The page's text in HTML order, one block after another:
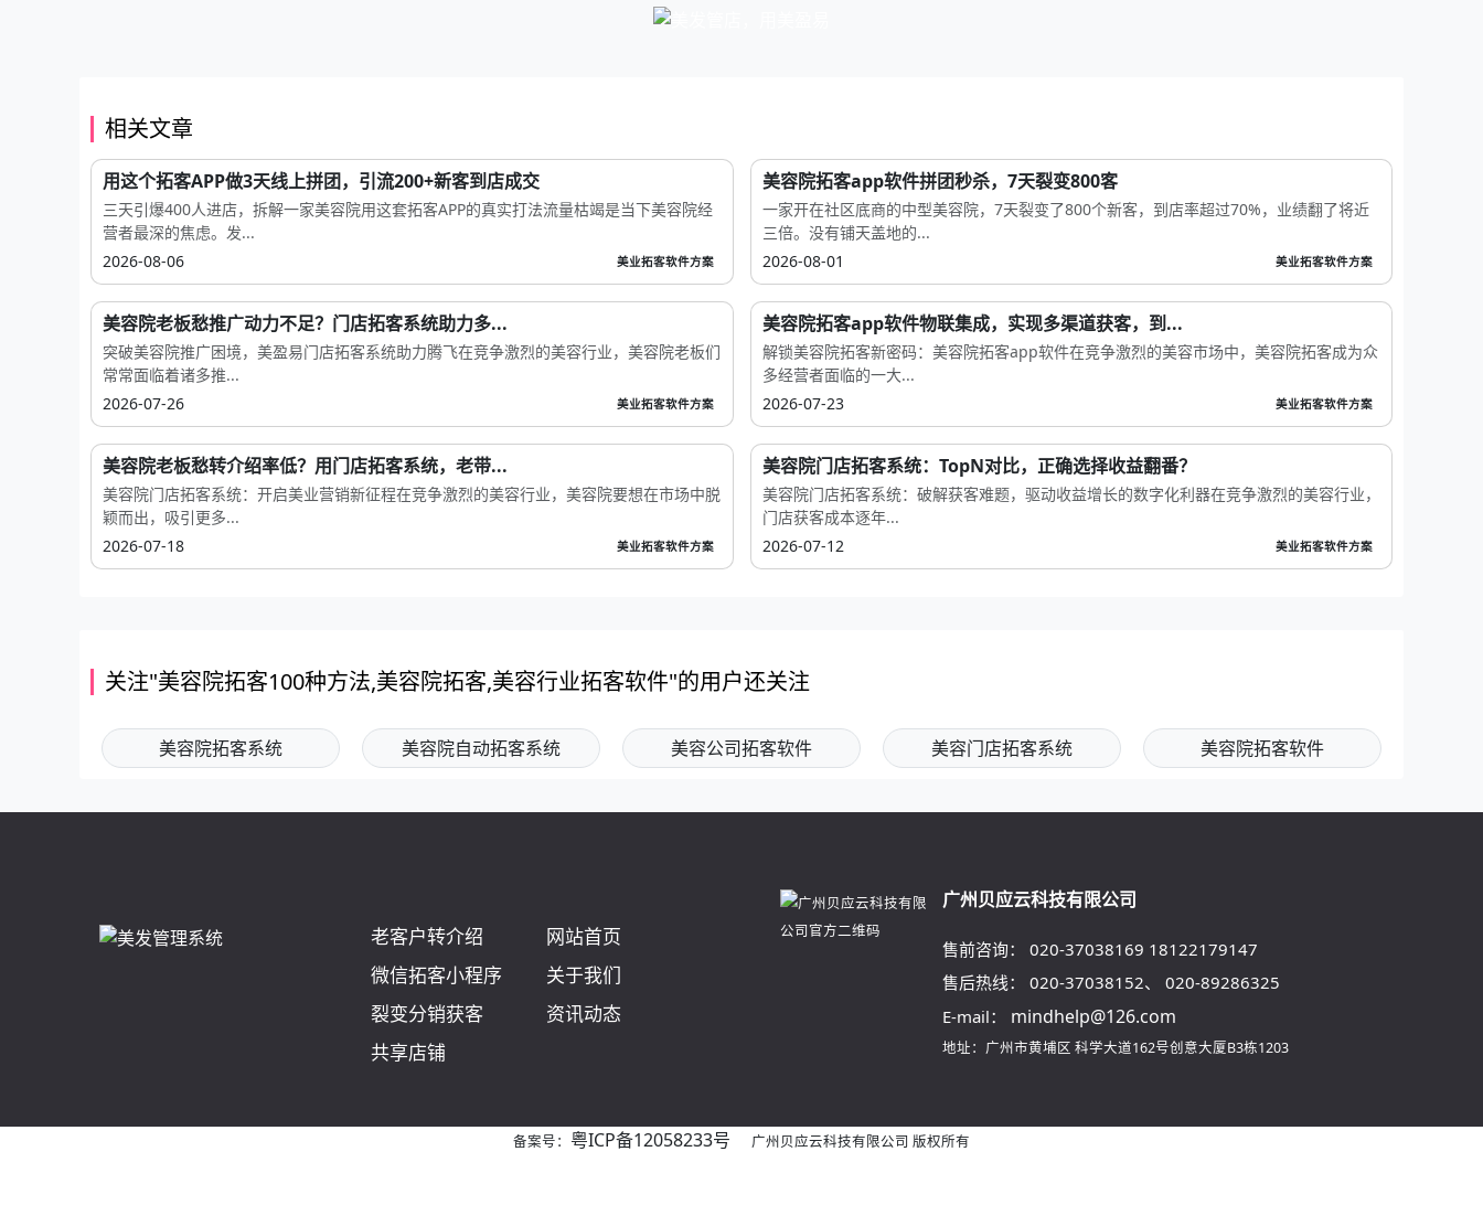
相关文章
用这个拓客APP做3天线上拼团，引流200+新客到店成交
三天引爆400人进店，拆解一家美容院用这套拓客APP的真实打法流量枯竭是当下美容院经
营者最深的焦虑。发...
2026-08-06
美业拓客软件方案
美容院拓客app软件拼团秒杀，7天裂变800客
一家开在社区底商的中型美容院，7天裂变了800个新客，到店率超过70%，业绩翻了将近
三倍。没有铺天盖地的...
2026-08-01
美业拓客软件方案
美容院老板愁推广动力不足？门店拓客系统助力多...
突破美容院推广困境，美盈易门店拓客系统助力腾飞在竞争激烈的美容行业，美容院老板们
常常面临着诸多推...
2026-07-26
美业拓客软件方案
美容院拓客app软件物联集成，实现多渠道获客，到...
解锁美容院拓客新密码：美容院拓客app软件在竞争激烈的美容市场中，美容院拓客成为众
多经营者面临的一大...
2026-07-23
美业拓客软件方案
美容院老板愁转介绍率低？用门店拓客系统，老带...
美容院门店拓客系统：开启美业营销新征程在竞争激烈的美容行业，美容院要想在市场中脱
颖而出，吸引更多...
2026-07-18
美业拓客软件方案
美容院门店拓客系统：TopN对比，正确选择收益翻番？
美容院门店拓客系统：破解获客难题，驱动收益增长的数字化利器在竞争激烈的美容行业，
门店获客成本逐年...
2026-07-12
美业拓客软件方案
关注"美容院拓客100种方法,美容院拓客,美容行业拓客软件"的用户还关注
美容院拓客系统 美容院自动拓客系统 美容公司拓客软件 美容门店拓客系统 美容院拓客软件
老客户转介绍
网站首页
微信拓客小程序
关于我们
裂变分销获客
资讯动态
共享店铺
广州贝应云科技有限公司
售前咨询： 020-37038169 18122179147
售后热线：
020-37038152、 020-89286325
E-mail：
mindhelp@126.com
地址：广州市黄埔区 科学大道162号创意大厦B3栋1203
备案号： 粤ICP备12058233号 广州贝应云科技有限公司 版权所有